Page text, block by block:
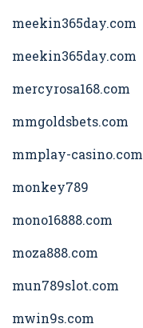
meekin365day.com
meekin365day.com
mercyrosa168.com
mmgoldsbets.com
mmplay-casino.com
monkey789
mono16888.com
moza888.com
mun789slot.com
mwin9s.com